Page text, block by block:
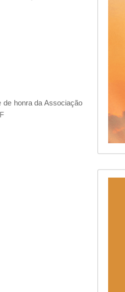
honra da Associação